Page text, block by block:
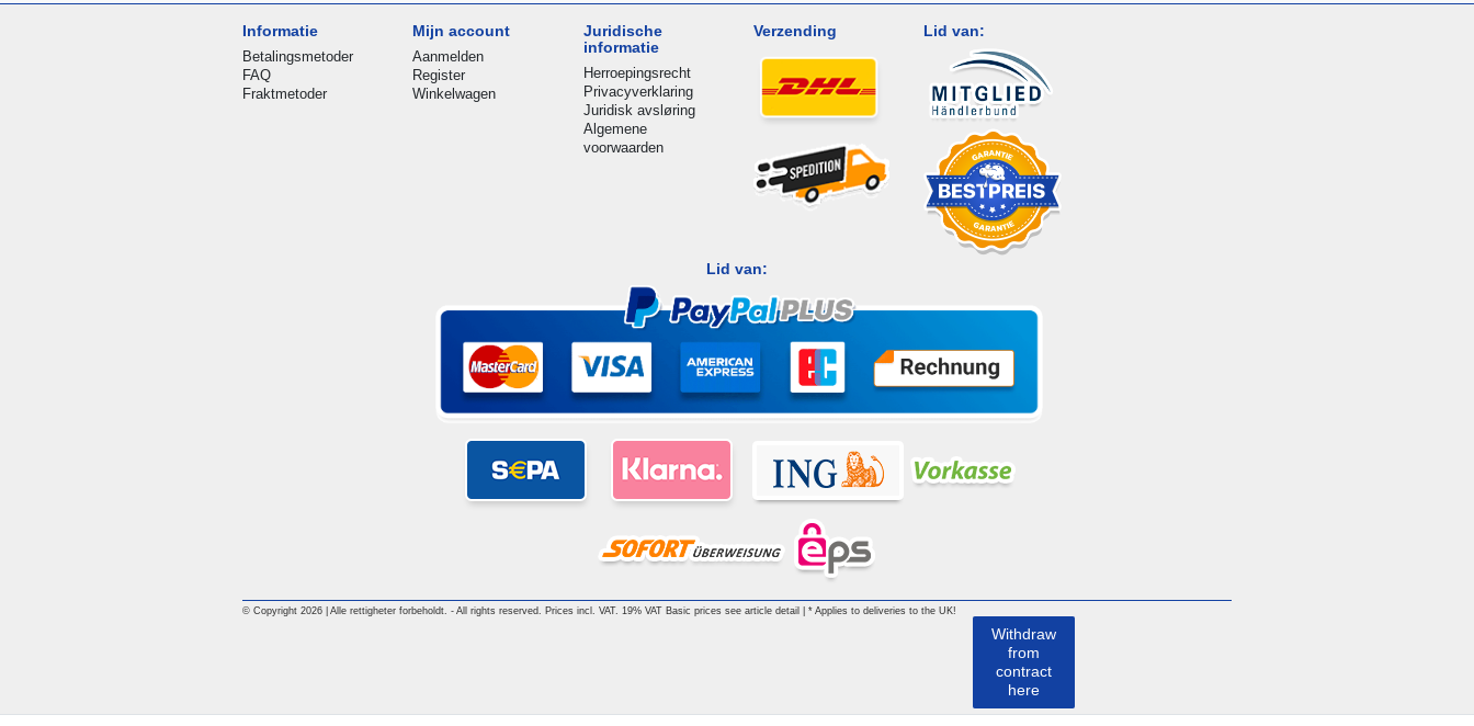
Informatie
Betalingsmetoder
FAQ
Fraktmetoder
Mijn account
Aanmelden
Register
Winkelwagen
Juridische
informatie
Herroepingsrecht
Privacyverklaring
Juridisk avsløring
Algemene
voorwaarden
Verzending Lid van:
Lid van:
© Copyright 2026 | Alle rettigheter forbeholdt. - All rights reserved. Prices incl. VAT. 19% VAT Basic prices see article detail | * Applies to deliveries to the UK!
Withdraw
from
contract
here